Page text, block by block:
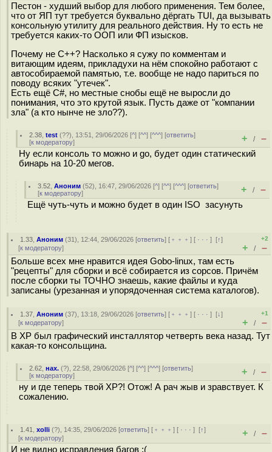
Пестон - худший выбор для любого применения. Тем более,
что от ЯП тут требуется буквально дёргать TUI, да вызывать
консольную утилиту для реального действия. Ну то есть не
требуется каких-то ООП или ФП изысков.
Почему не С++? Насколько я сужу по комментам и
витающим идеям, прикладухи на нём спокойно работают с
автособираемой памятью, т.е. вообще не надо париться по
поводу всяких "утечек".
Есть ещё C#, но местные снобы ещё не выросли до
понимания, что это крутой язык. Пусть даже от "компании
зла" (а кто нынче не зло??).
2.38 ,test (??), 13:51, 29/06/2026 [^] [^^] [^^^] [ответить]
[к модератору] + / –
Ну если консоль то можно и go, будет один статический
бинарь на 10-20 мегов.
3.52 ,Аноним (52), 16:47, 29/06/2026 [^] [^^] [^^^] [ответить]
[к модератору] + / –
Ещё чуть-чуть и можно будет в один ISO засунуть
1.33 ,Аноним (31), 12:44, 29/06/2026 [ответить] [ ﹢﹢﹢] [ · · ·][↑]
[к модератору]
+2
+ / –
Больше всех мне нравится идея Gobo-linux, там есть
"рецепты" для сборки и всё собирается из сорсов. Причём
после сборки ты ТОЧНО знаешь, какие файлы и куда
записаны (урезанная и упорядоченная система каталогов).
1.37 ,Аноним (37), 13:18, 29/06/2026 [ответить] [ ﹢﹢﹢] [ · · ·][↓]
[к модератору]
+1
+ / –
В XP был графический инсталлятор четверть века назад. Тут
какая-то консольщина.
2.62 ,нах. (?), 22:58, 29/06/2026 [^] [^^] [^^^] [ответить]
[к модератору] + / –
ну и где теперь твой XP?! Отож! А рач жыв и зравствует. К
сожалению.
1.41 ,xolli (?), 14:35, 29/06/2026 [ответить] [ ﹢﹢﹢] [ · · ·][↑]
[к модератору] + / –
И не видно исправления багов :(